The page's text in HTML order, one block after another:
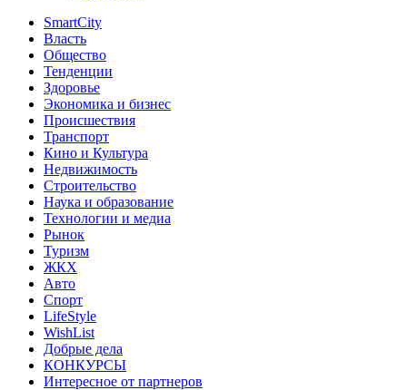
SmartCity
Власть
Общество
Тенденции
Здоровье
Экономика и бизнес
Происшествия
Транспорт
Кино и Культура
Недвижимость
Строительство
Наука и образование
Технологии и медиа
Рынок
Туризм
ЖКХ
Авто
Спорт
LifeStyle
WishList
Добрые дела
КОНКУРСЫ
Интересное от партнеров